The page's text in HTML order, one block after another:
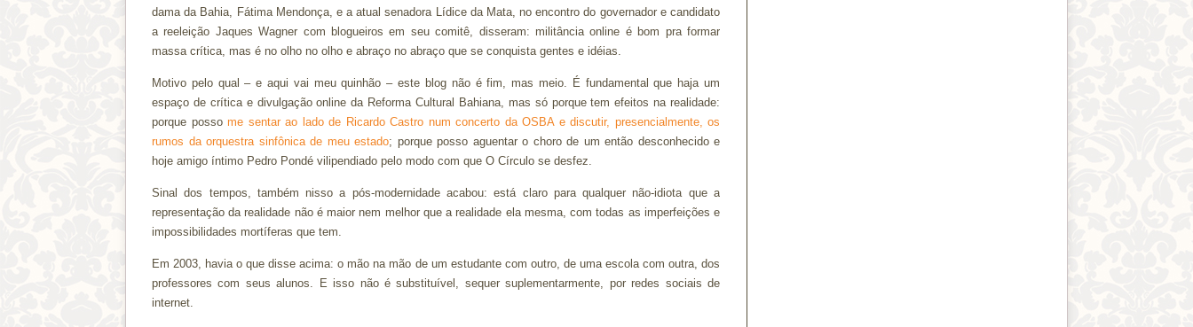
dama da Bahia, Fátima Mendonça, e a atual senadora Lídice da Mata, no encontro do governador e candidato
a reeleição Jaques Wagner com blogueiros em seu comitê, disseram: militância online é bom pra formar
massa crítica, mas é no olho no olho e abraço no abraço que se conquista gentes e idéias.
Motivo pelo qual – e aqui vai meu quinhão – este blog não é fim, mas meio. É fundamental que haja um
espaço de crítica e divulgação online da Reforma Cultural Bahiana, mas só porque tem efeitos na realidade:
porque posso me sentar ao lado de Ricardo Castro num concerto da OSBA e discutir, presencialmente, os
rumos da orquestra sinfônica de meu estado; porque posso aguentar o choro de um então desconhecido e
hoje amigo íntimo Pedro Pondé vilipendiado pelo modo com que O Círculo se desfez.
Sinal dos tempos, também nisso a pós-modernidade acabou: está claro para qualquer não-idiota que a
representação da realidade não é maior nem melhor que a realidade ela mesma, com todas as imperfeições e
impossibilidades mortíferas que tem.
Em 2003, havia o que disse acima: o mão na mão de um estudante com outro, de uma escola com outra, dos
professores com seus alunos. E isso não é substituível, sequer suplementarmente, por redes sociais de
internet.